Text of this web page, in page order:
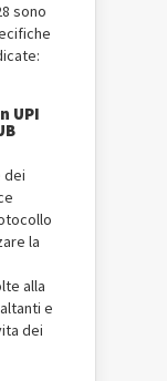
sono
UPI
dei
la
alla
e
dei